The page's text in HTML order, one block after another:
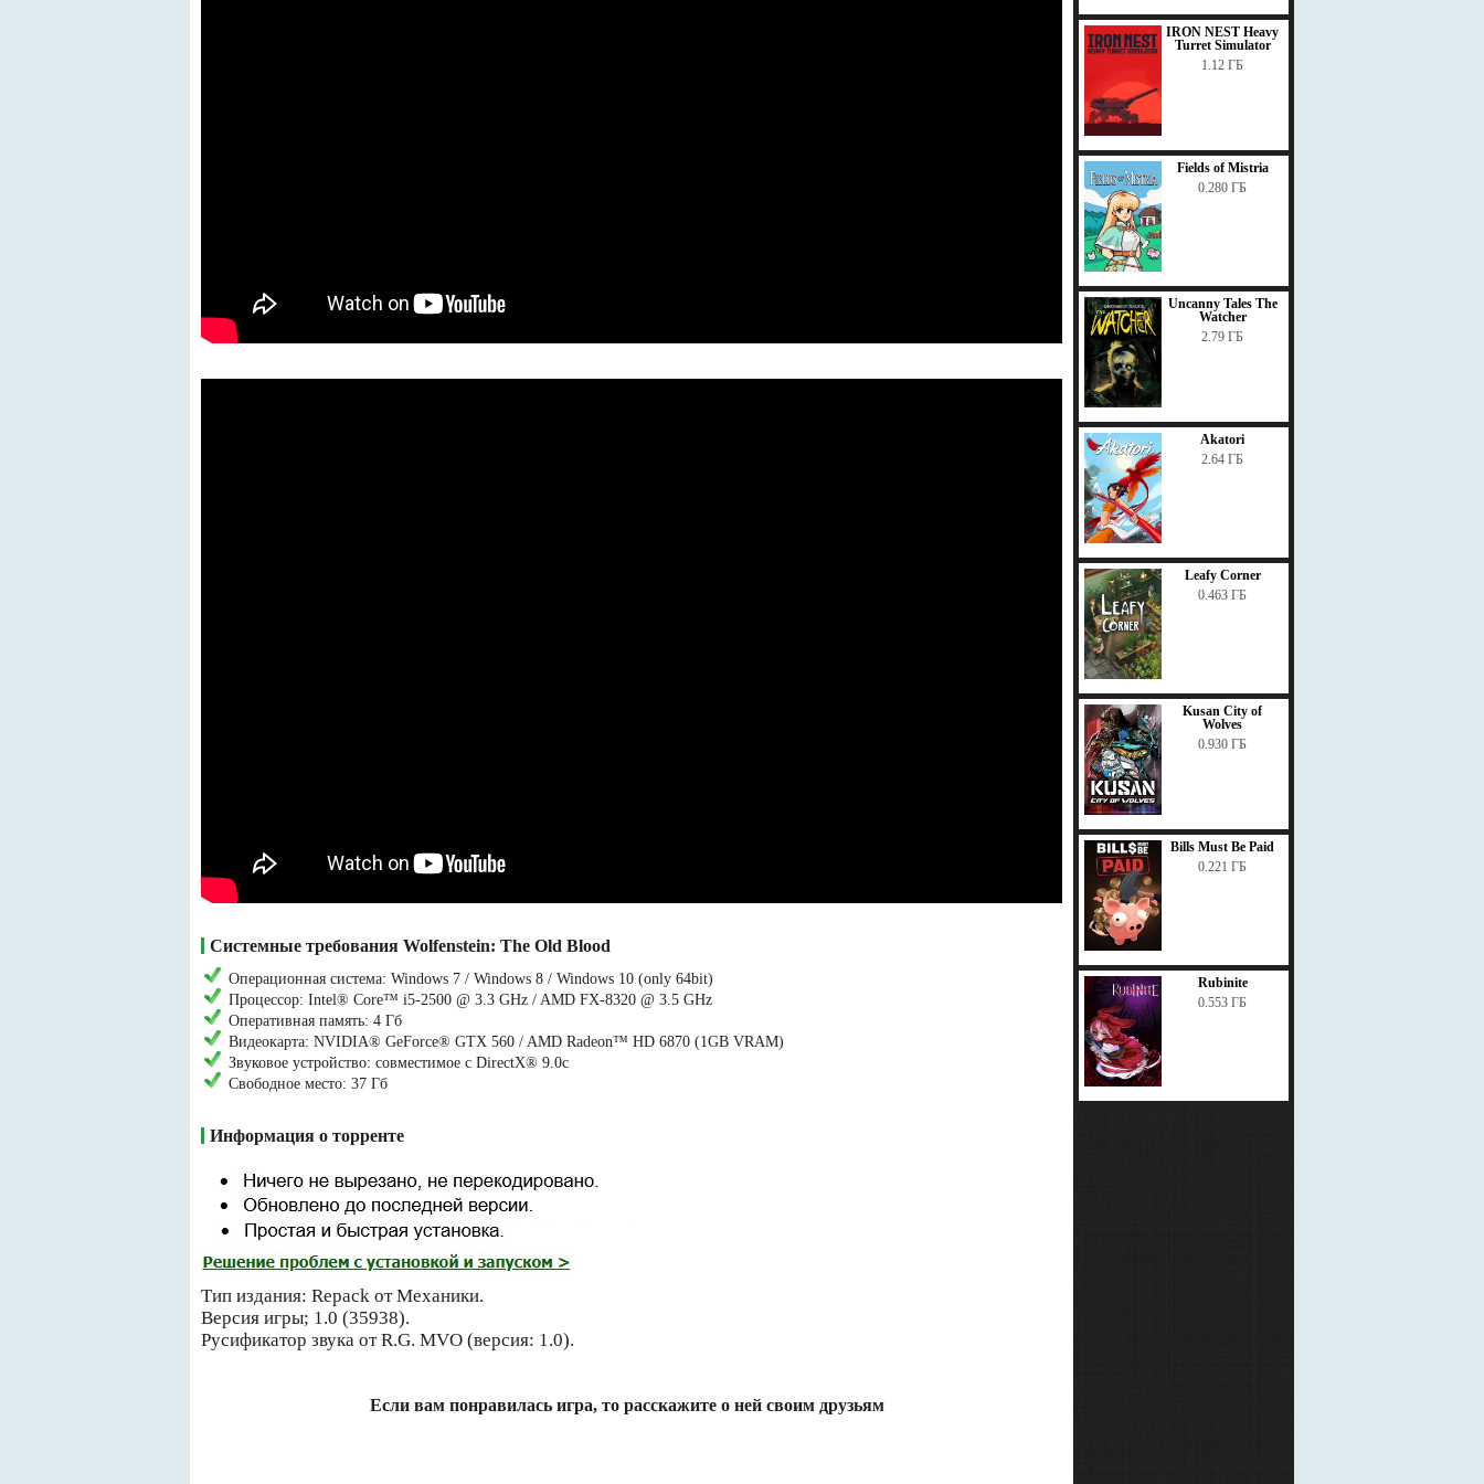
Системные требования Wolfenstein: The Old Blood
Операционная система: Windows 7 / Windows 8 / Windows 10 (only 64bit)
Процессор: Intel® Core™ i5-2500 @ 3.3 GHz / AMD FX-8320 @ 3.5 GHz
Оперативная память: 4 Гб
Видеокарта: NVIDIA® GeForce® GTX 560 / AMD Radeon™ HD 6870 (1GB VRAM)
Звуковое устройство: совместимое с DirectX® 9.0с
Свободное место: 37 Гб
Информация о торренте
Тип издания: Repack от Механики.
Версия игры; 1.0 (35938).
Русификатор звука от R.G. MVO (версия: 1.0).
Если вам понравилась игра, то расскажите о ней своим друзьям
IRON NEST Heavy
Turret Simulator
1.12 ГБ
Fields of Mistria
0.280 ГБ
Uncanny Tales The
Watcher
2.79 ГБ
Akatori
2.64 ГБ
Leafy Corner
0.463 ГБ
Kusan City of
Wolves
0.930 ГБ
Bills Must Be Paid
0.221 ГБ
Rubinite
0.553 ГБ